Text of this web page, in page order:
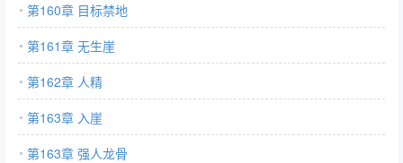
第160章 目标禁地
第161章 无生崖
第162章 人精
第163章 入崖
第163章 强人龙骨